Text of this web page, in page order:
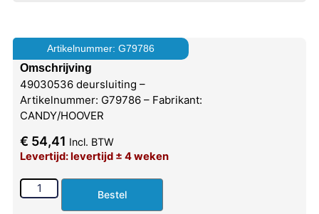
Artikelnummer: G79786
Omschrijving
49030536 deursluiting –
Artikelnummer: G79786 – Fabrikant:
CANDY/HOOVER
€ 54,41 Incl. BTW
Levertijd: levertijd ± 4 weken
Bestel